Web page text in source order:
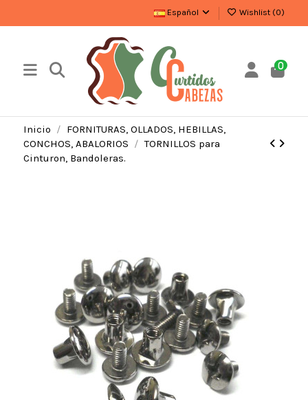
Español Wishlist (0)
0
Inicio
FORNITURAS, OLLADOS, HEBILLAS,
CONCHOS, ABALORIOS
TORNILLOS para
Cinturon, Bandoleras.